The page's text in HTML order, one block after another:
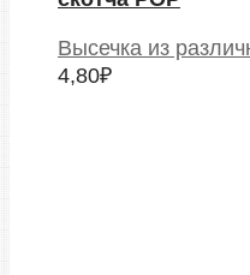
Высечка из
4,80₽